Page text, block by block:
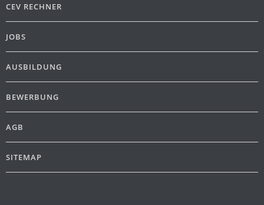
CEV RECHNER
JOBS
AUSBILDUNG
BEWERBUNG
AGB
SITEMAP